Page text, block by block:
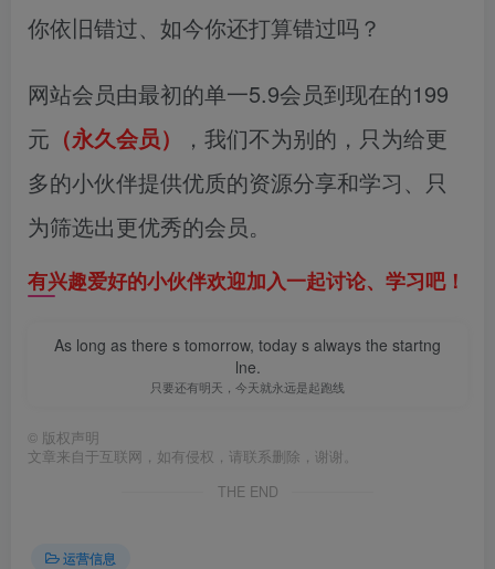
你依旧错过、如今你还打算错过吗？
网站会员由最初的单一5.9会员到现在的199
元 （永久会员）
，我们不为别的，只为给更
多的小伙伴提供优质的资源分享和学习、只
为筛选出更优秀的会员。
有兴趣爱好的小伙伴欢迎加入一起讨论、学习吧！
As long as there s tomorrow, today s always the startng
lne.
只要还有明天，今天就永远是起跑线
© 版权声明
文章来自于互联网，如有侵权，请联系删除，谢谢。
THE END
运营信息